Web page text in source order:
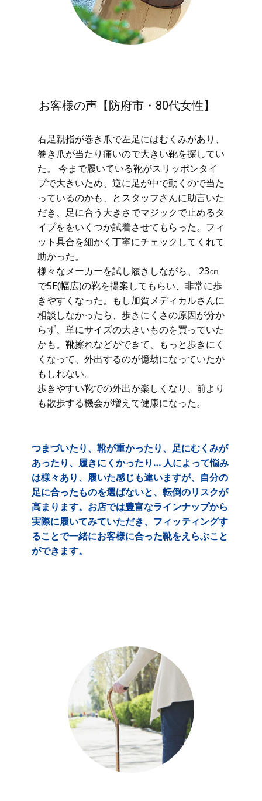
お客様の声【防府市・80代女性】
右足親指が巻き爪で左足にはむくみがあり、
巻き爪が当たり痛いので大きい靴を探してい
た。 今まで履いている靴がスリッポンタイ
プで大きいため、逆に足が中で動くので当た
っているのかも、とスタッフさんに助言いた
だき、足に合う大きさでマジックで止めるタ
イプををいくつか試着させてもらった。フィ
ット具合を細かく丁寧にチェックしてくれて
助かった。
様々なメーカーを試し履きしながら、 23㎝
で5E(幅広)の靴を提案してもらい、非常に歩
きやすくなった。もし加賀メディカルさんに
相談しなかったら、歩きにくさの原因が分か
らず、単にサイズの大きいものを買っていた
かも。靴擦れなどができて、もっと歩きにく
くなって、外出するのが億劫になっていたか
もしれない。
歩きやすい靴での外出が楽しくなり、前より
も散歩する機会が増えて健康になった。
つまづいたり、靴が重かったり、足にむくみが
あったり、履きにくかったり… 人によって悩み
は様々あり、履いた感じも違いますが、自分の
足に合ったものを選ばないと、転倒のリスクが
高まります。お店では豊富なラインナップから
実際に履いてみていただき、フィッティングす
ることで一緒にお客様に合った靴をえらぶこと
ができます。